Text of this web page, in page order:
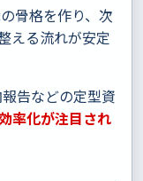
骨格を作り、次
える流れが安定
告などの定型資
率化が注目され